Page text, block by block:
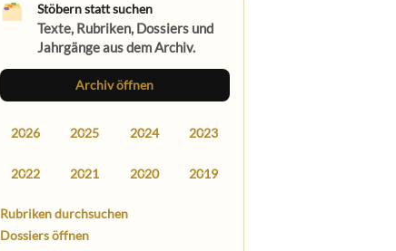
Stöbern statt suchen
Texte, Rubriken, Dossiers und
Jahrgänge aus dem Archiv.
Archiv öffnen
2026 2025 2024 2023
2022 2021 2020 2019
Rubriken durchsuchen
Dossiers öffnen